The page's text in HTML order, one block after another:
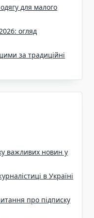
для малого
огляд
за традиційні
важливих новин у
в Україні
про підписку